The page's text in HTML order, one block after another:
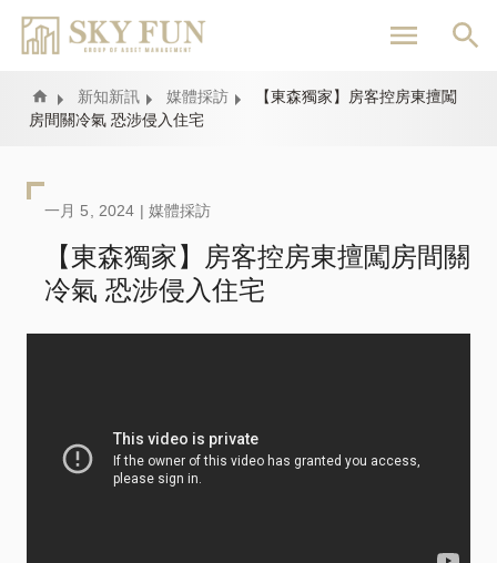
內
Home 新知新訊 媒體採訪
【東森獨家】房客控房東擅闖
房間關冷氣 恐涉侵入住宅
一月 5, 2024 | 媒體採訪
【東森獨家】房客控房東擅闖房間關
冷氣 恐涉侵入住宅